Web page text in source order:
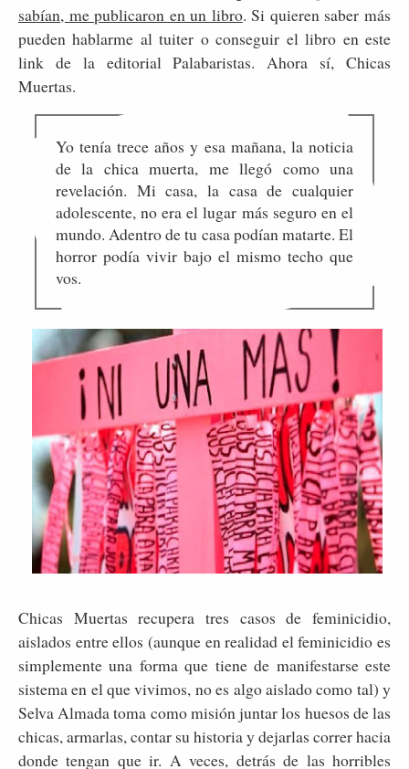
sabían, me publicaron en un libro. Si quieren saber más
pueden hablarme al tuiter o conseguir el libro en este
link de la editorial Palabaristas. Ahora sí, Chicas
Muertas.
Yo tenía trece años y esa mañana, la noticia
de la chica muerta, me llegó como una
revelación. Mi casa, la casa de cualquier
adolescente, no era el lugar más seguro en el
mundo. Adentro de tu casa podían matarte. El
horror podía vivir bajo el mismo techo que
vos.
Chicas Muertas recupera tres casos de feminicidio,
aislados entre ellos (aunque en realidad el feminicidio es
simplemente una forma que tiene de manifestarse este
sistema en el que vivimos, no es algo aislado como tal) y
Selva Almada toma como misión juntar los huesos de las
chicas, armarlas, contar su historia y dejarlas correr hacia
donde tengan que ir. A veces, detrás de las horribles